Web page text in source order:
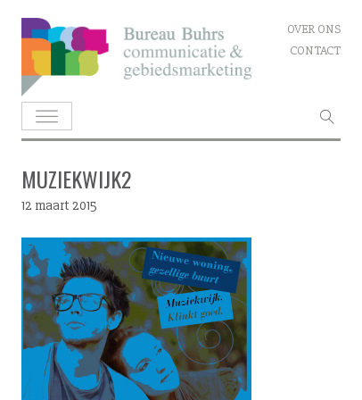
Skip
to
content
OVER ONS
CONTACT
MUZIEKWIJK2
12 maart 2015